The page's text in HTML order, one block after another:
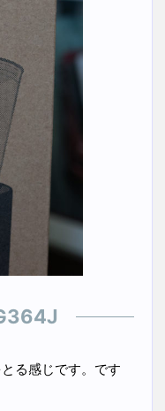
る感じです。です